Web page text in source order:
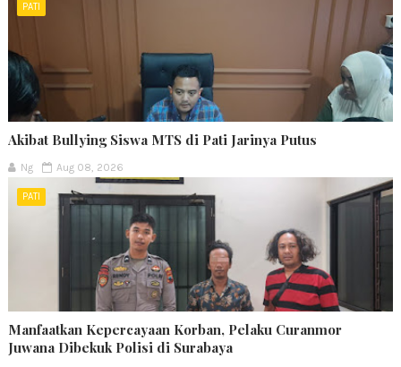
PATI
Akibat Bullying Siswa MTS di Pati Jarinya Putus
Ng Aug 08, 2026
PATI
Manfaatkan Kepercayaan Korban, Pelaku Curanmor
Juwana Dibekuk Polisi di Surabaya